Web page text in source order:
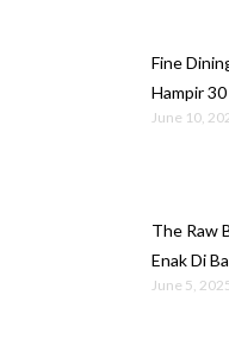
Fine
Hampir
June 10,
The Raw
Enak Di
June 5,